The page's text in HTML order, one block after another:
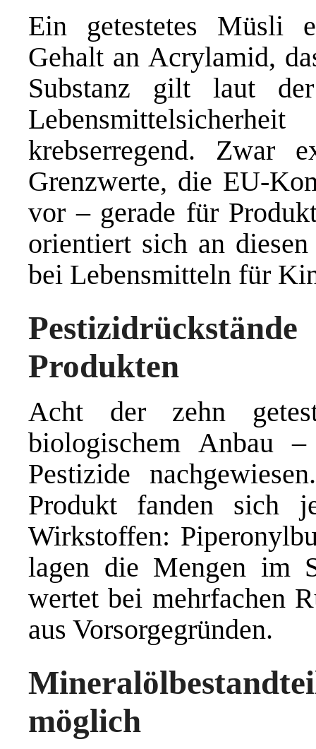
Ein getestetes Müsli
Gehalt an Acrylamid,
Substanz gilt laut
krebserregend. Zwar
Grenzwerte, die EU-
vor – gerade für
orientiert sich an
bei Lebensmitteln für
Produkten
Acht der zehn
biologischem Anbau
Pestizide
Produkt fanden sich
Wirkstoffen:
lagen die Mengen im
wertet bei mehrfachen
aus Vorsorgegründen.
möglich